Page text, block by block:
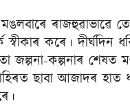
ৰাজহুৱাভাৱে
কৰে। দীৰ্ঘদিন
জল্পনা-কল্পনাৰ শেষত
ছাবা আজাদৰ হাত